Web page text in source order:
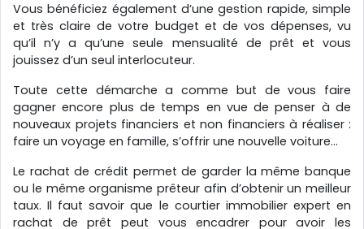
Vous bénéficiez également d’une gestion rapide, simple
et très claire de votre budget et de vos dépenses, vu
qu’il n’y a qu’une seule mensualité de prêt et vous
jouissez d’un seul interlocuteur.
Toute cette démarche a comme but de vous faire
gagner encore plus de temps en vue de penser à de
nouveaux projets financiers et non financiers à réaliser :
faire un voyage en famille, s’offrir une nouvelle voiture...
Le rachat de crédit permet de garder la même banque
ou le même organisme prêteur afin d’obtenir un meilleur
taux. Il faut savoir que le courtier immobilier expert en
rachat de prêt peut vous encadrer pour avoir les